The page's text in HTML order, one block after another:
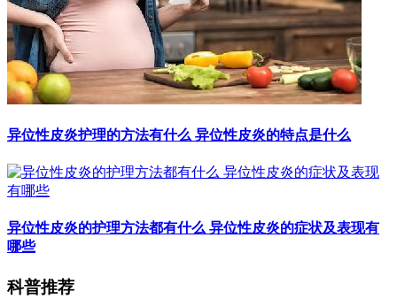
异位性皮炎护理的方法有什么 异位性皮炎的特点是什么
异位性皮炎的护理方法都有什么 异位性皮炎的症状及表现有
哪些
科普推荐